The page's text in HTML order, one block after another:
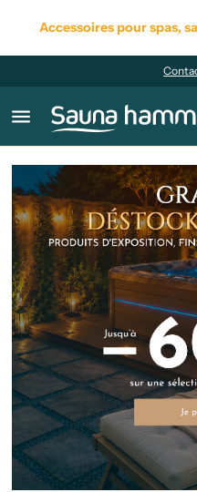
Accessoires pour spas,
menu